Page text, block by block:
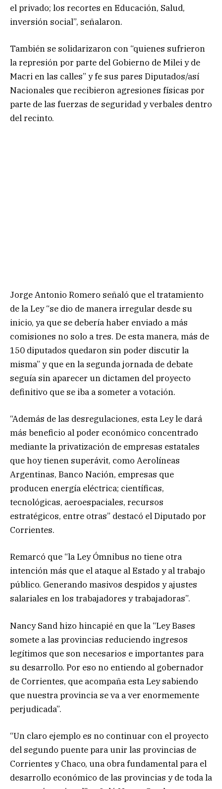
el privado; los recortes en Educación, Salud,
inversión social”, señalaron.
También se solidarizaron con “quienes sufrieron
la represión por parte del Gobierno de Milei y de
Macri en las calles” y fe sus pares Diputados/así
Nacionales que recibieron agresiones físicas por
parte de las fuerzas de seguridad y verbales dentro
del recinto.
Jorge Antonio Romero señaló que el tratamiento
de la Ley “se dio de manera irregular desde su
inicio, ya que se debería haber enviado a más
comisiones no solo a tres. De esta manera, más de
150 diputados quedaron sin poder discutir la
misma” y que en la segunda jornada de debate
seguía sin aparecer un dictamen del proyecto
definitivo que se iba a someter a votación.
“Además de las desregulaciones, esta Ley le dará
más beneficio al poder económico concentrado
mediante la privatización de empresas estatales
que hoy tienen superávit, como Aerolíneas
Argentinas, Banco Nación, empresas que
producen energía eléctrica; científicas,
tecnológicas, aeroespaciales, recursos
estratégicos, entre otras” destacó el Diputado por
Corrientes.
Remarcó que “la Ley Ómnibus no tiene otra
intención más que el ataque al Estado y al trabajo
público. Generando masivos despidos y ajustes
salariales en los trabajadores y trabajadoras”.
Nancy Sand hizo hincapié en que la “Ley Bases
somete a las provincias reduciendo ingresos
legítimos que son necesarios e importantes para
su desarrollo. Por eso no entiendo al gobernador
de Corrientes, que acompaña esta Ley sabiendo
que nuestra provincia se va a ver enormemente
perjudicada”.
“Un claro ejemplo es no continuar con el proyecto
del segundo puente para unir las provincias de
Corrientes y Chaco, una obra fundamental para el
desarrollo económico de las provincias y de toda la